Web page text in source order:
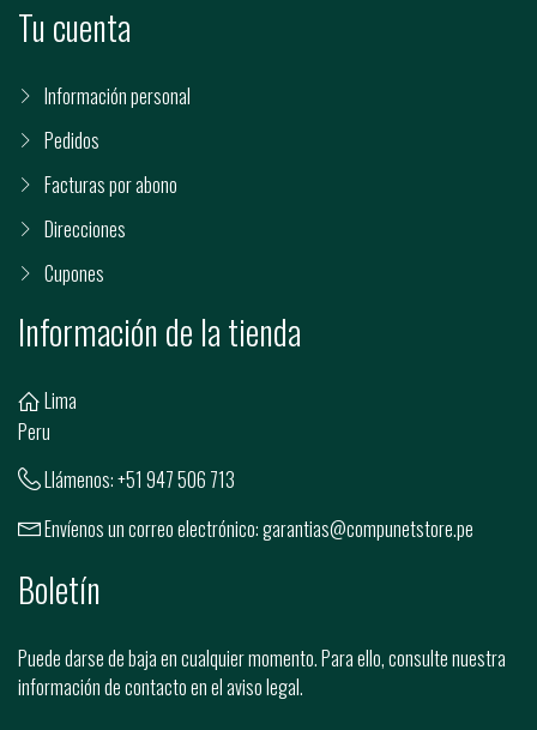
Tu cuenta
Información personal
Pedidos
Facturas por abono
Direcciones
Cupones
Información de la tienda
Lima
Peru
Llámenos:+51 947 506 713
Envíenos un correo electrónico:garantias@compunetstore.pe
Boletín
Puede darse de baja en cualquier momento. Para ello, consulte nuestra
información de contacto en el aviso legal.